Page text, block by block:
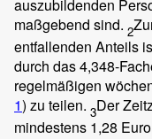
auszubildenden
maßgebend sind. 2
entfallenden Anteils
durch das 4,348-
regelmäßigen
1) zu teilen. 3Der
mindestens 1,28